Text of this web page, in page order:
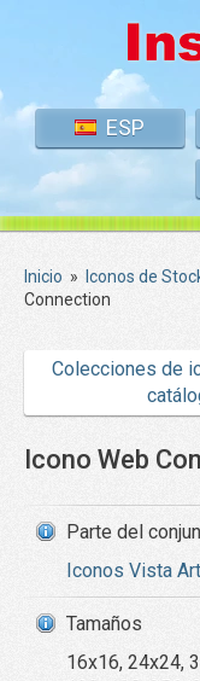
ESP
Inicio » Iconos de
Connection
Colecciones de
Icono Web
Parte del
Iconos Vista
Tamaños
16x16, 24x24,